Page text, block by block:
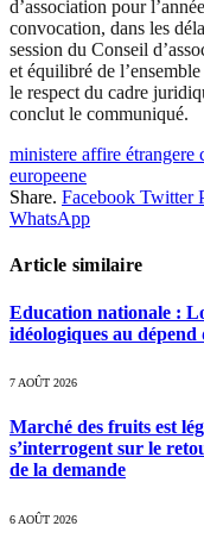
d’association pour
convocation, dans les
session du Conseil
et équilibré de
le respect du cadre
conclut le communiqué.
ministere affire étrangere
europeene
Share. Facebook Twitter
WhatsApp
Article similaire
Education nationale :
idéologiques au dépend
7 AOÛT 2026
Marché des fruits est
s’interrogent sur le
de la demande
6 AOÛT 2026